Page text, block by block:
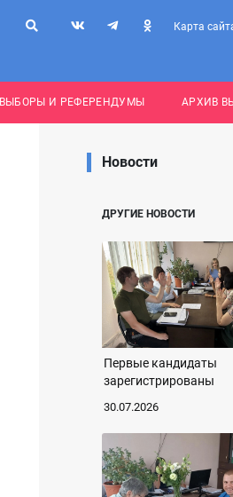
Карта
ВЫБОРЫ И РЕФЕРЕНДУМЫ АРХИВ
Новости
ДРУГИЕ НОВОСТИ
Первые кандидаты
зарегистрированы
30.07.2026